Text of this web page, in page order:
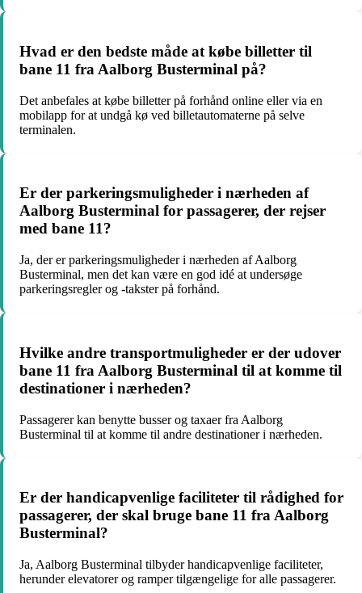
Hvad er den bedste måde at købe billetter til
bane 11 fra Aalborg Busterminal på?
Det anbefales at købe billetter på forhånd online eller via en
mobilapp for at undgå kø ved billetautomaterne på selve
terminalen.
Er der parkeringsmuligheder i nærheden af
Aalborg Busterminal for passagerer, der rejser
med bane 11?
Ja, der er parkeringsmuligheder i nærheden af Aalborg
Busterminal, men det kan være en god idé at undersøge
parkeringsregler og -takster på forhånd.
Hvilke andre transportmuligheder er der udover
bane 11 fra Aalborg Busterminal til at komme til
destinationer i nærheden?
Passagerer kan benytte busser og taxaer fra Aalborg
Busterminal til at komme til andre destinationer i nærheden.
Er der handicapvenlige faciliteter til rådighed for
passagerer, der skal bruge bane 11 fra Aalborg
Busterminal?
Ja, Aalborg Busterminal tilbyder handicapvenlige faciliteter,
herunder elevatorer og ramper tilgængelige for alle passagerer.